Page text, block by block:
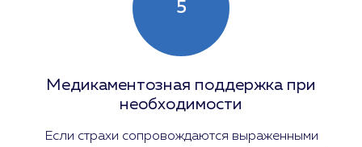
5
Медикаментозная поддержка при
необходимости
Если страхи сопровождаются выраженными